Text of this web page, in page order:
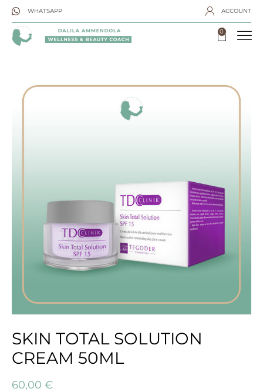
WHATSAPP ACCOUNT
0
SKIN TOTAL SOLUTION
CREAM 50ML
60,00 €